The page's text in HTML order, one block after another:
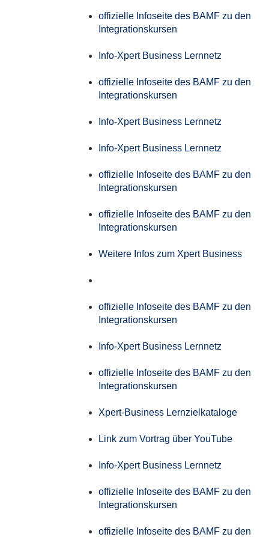
offizielle Infoseite des BAMF zu den
Integrationskursen
Info-Xpert Business Lernnetz
offizielle Infoseite des BAMF zu den
Integrationskursen
Info-Xpert Business Lernnetz
Info-Xpert Business Lernnetz
offizielle Infoseite des BAMF zu den
Integrationskursen
offizielle Infoseite des BAMF zu den
Integrationskursen
Weitere Infos zum Xpert Business
offizielle Infoseite des BAMF zu den
Integrationskursen
Info-Xpert Business Lernnetz
offizielle Infoseite des BAMF zu den
Integrationskursen
Xpert-Business Lernzielkataloge
Link zum Vortrag über YouTube
Info-Xpert Business Lernnetz
offizielle Infoseite des BAMF zu den
Integrationskursen
offizielle Infoseite des BAMF zu den